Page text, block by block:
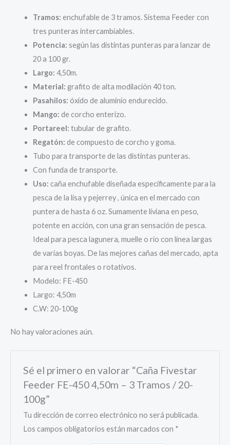
Tramos: enchufable de 3 tramos. Sistema Feeder con
tres punteras intercambiables.
Potencia: según las distintas punteras para lanzar de
20 a 100 gr.
Largo: 4,50m.
Material: grafito de alta modilación 40 ton.
Pasahilos: óxido de aluminio endurecido.
Mango: de corcho enterizo.
Portareel: tubular de grafito.
Regatón: de compuesto de corcho y goma.
Tubo para transporte de las distintas punteras.
Con funda de transporte.
Uso: caña enchufable diseñada específicamente para la
pesca de la lisa y pejerrey , única en el mercado con
puntera de hasta 6 oz. Sumamente liviana en peso,
potente en acción, con una gran sensación de pesca.
Ideal para pesca lagunera, muelle o río con línea largas
de varias boyas. De las mejores cañas del mercado, apta
para reel frontales o rotativos.
Modelo: FE-450
Largo: 4,50m
C.W: 20-100g
No hay valoraciones aún.
Sé el primero en valorar “Caña Fivestar
Feeder FE-450 4,50m – 3 Tramos / 20-
100g”
Tu dirección de correo electrónico no será publicada.
Los campos obligatorios están marcados con *